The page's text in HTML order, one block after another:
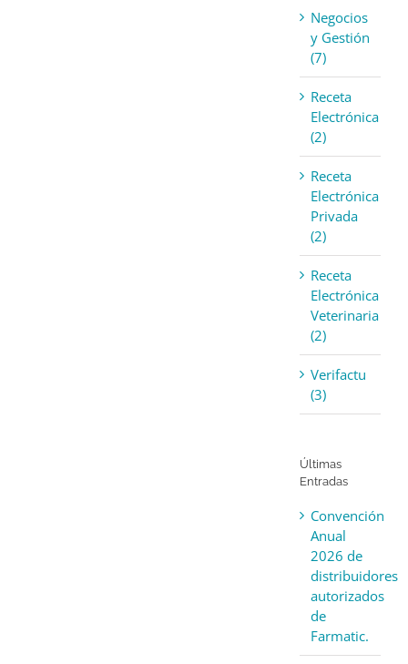
Negocios
y Gestión
(7)
Receta
Electrónica
(2)
Receta
Electrónica
Privada
(2)
Receta
Electrónica
Veterinaria
(2)
Verifactu
(3)
Últimas
Entradas
Convención
Anual
2026 de
distribuidores
autorizados
de
Farmatic.